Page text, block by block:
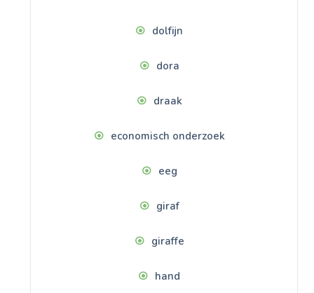
dolfijn
dora
draak
economisch onderzoek
eeg
giraf
giraffe
hand